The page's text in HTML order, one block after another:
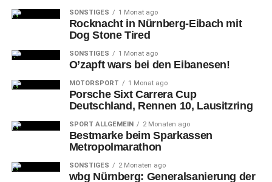
SONSTIGES 1 Monat ago
Rocknacht in Nürnberg-Eibach mit
Dog Stone Tired
SONSTIGES 1 Monat ago
O’zapft wars bei den Eibanesen!
MOTORSPORT 1 Monat ago
Porsche Sixt Carrera Cup
Deutschland, Rennen 10, Lausitzring
SPORT ALLGEMEIN 2 Monaten ago
Bestmarke beim Sparkassen
Metropolmarathon
SONSTIGES 2 Monaten ago
wbg Nürnberg: Generalsanierung der